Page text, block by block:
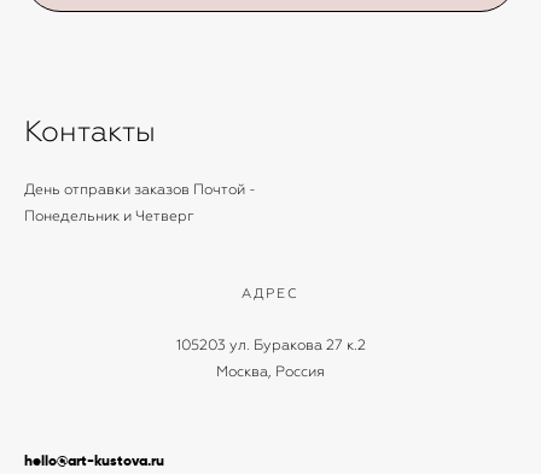
Контакты
День отправки заказов Почтой -
Понедельник и Четверг
АДРЕС
105203 ул. Буракова 27 к.2
Москва, Россия
hello@art-kustova.ru